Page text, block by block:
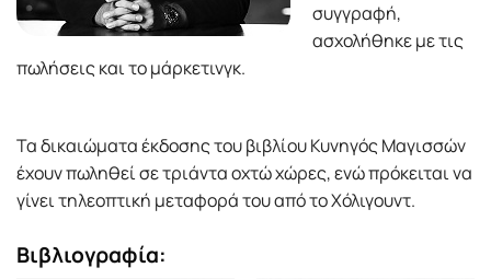
συγγραφή,
ασχολήθηκε µε τις
πωλήσεις και το µάρκετινγκ.
Τα δικαιώµατα έκδοσης του βιβλίου Κυνηγός Μαγισσών
έχουν πωληθεί σε τριάντα οχτώ χώρες, ενώ πρόκειται να
γίνει τηλεοπτική µεταφορά του από το Χόλιγουντ.
Βιβλιογραφία: